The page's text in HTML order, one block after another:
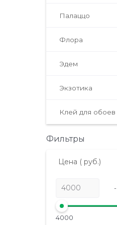
Палаццо
Флора
Эдем
Экзотика
Клей для обоев
Фильтры
Цена ( руб.)
-
4000